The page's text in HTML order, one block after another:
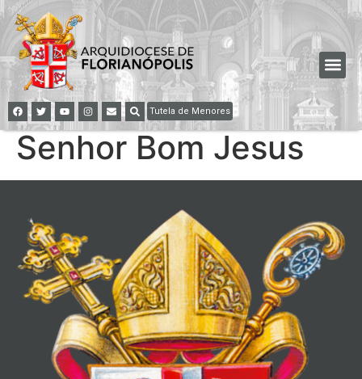
Tutela de Menores
Senhor Bom Jesus